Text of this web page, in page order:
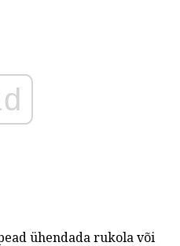
ühendada rukola või